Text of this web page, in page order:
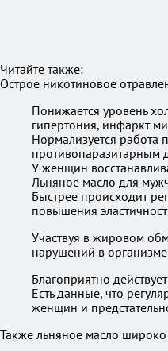
Читайте также:
Острое никотиновое
Понижается уровень
гипертония, инфаркт
Нормализуется работа
противопаразитарным
У женщин
Льняное масло для
Быстрее происходит
повышения
Участвуя в жировом
нарушений в
Благоприятно
Есть данные, что
женщин и
Также льняное масло